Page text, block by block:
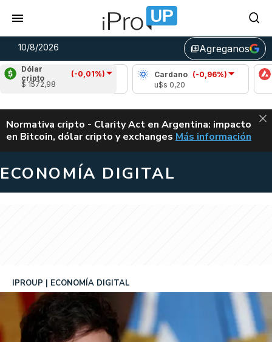
10/8/2026 library_addAgreganos
Dólar
cripto
(-0,01%)
$ 1572,98
Ripple (0,08%)
u$s 1,03
Cardano (-0,96%)
u$s 0,20
ALERTA
Normativa cripto - Clarity Act en Argentina: impacto
en Bitcoin, dólar cripto y exchanges CLARITY ACT EN
Más información
ECONOMÍA DIGITAL
IPROUP ECONOMÍA DIGITAL